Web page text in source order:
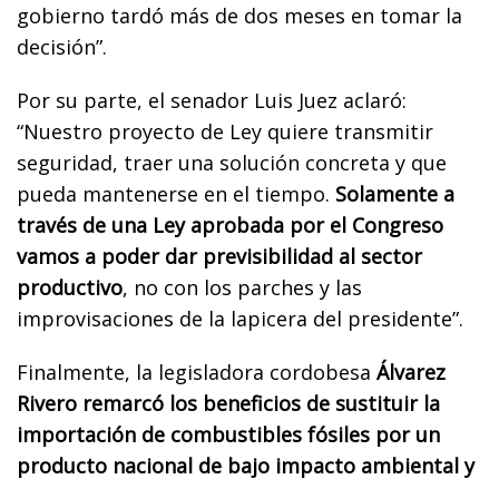
gobierno tardó más de dos meses en tomar la
decisión”.
Por su parte, el senador Luis Juez aclaró:
“Nuestro proyecto de Ley quiere transmitir
seguridad, traer una solución concreta y que
pueda mantenerse en el tiempo. Solamente a
través de una Ley aprobada por el Congreso
vamos a poder dar previsibilidad al sector
productivo, no con los parches y las
improvisaciones de la lapicera del presidente”.
Finalmente, la legisladora cordobesa Álvarez
Rivero remarcó los beneficios de sustituir la
importación de combustibles fósiles por un
producto nacional de bajo impacto ambiental y